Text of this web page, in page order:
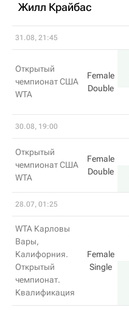
Жилл Крайбас
31.08, 21:45
Открытый
чемпионат США
WTA
Female
Double
30.08, 19:00
Открытый
чемпионат США
WTA
Female
Double
28.07, 01:25
WTA Карловы
Вары,
Калифорния.
Открытый
чемпионат.
Квалификация
Female
Single